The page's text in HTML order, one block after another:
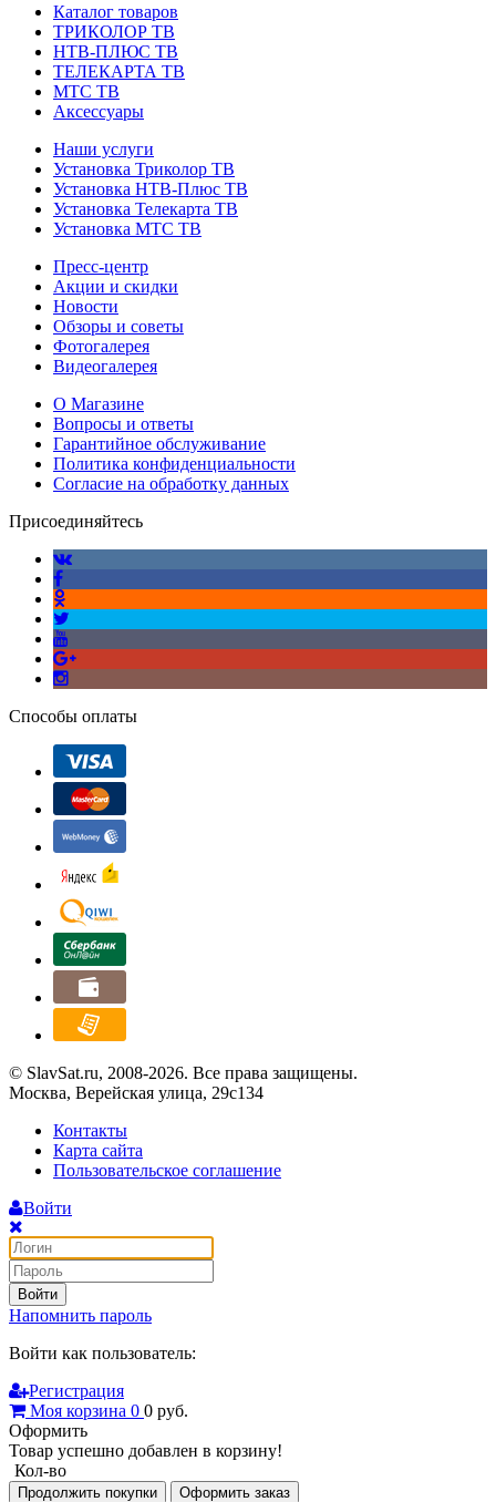
Каталог товаров
ТРИКОЛОР ТВ
НТВ-ПЛЮС ТВ
ТЕЛЕКАРТА ТВ
МТС ТВ
Аксессуары
Наши услуги
Установка Триколор ТВ
Установка НТВ-Плюс ТВ
Установка Телекарта ТВ
Установка МТС ТВ
Пресс-центр
Акции и скидки
Новости
Обзоры и советы
Фотогалерея
Видеогалерея
О Магазине
Вопросы и ответы
Гарантийное обслуживание
Политика конфиденциальности
Согласие на обработку данных
Присоединяйтесь
Способы оплаты
© SlavSat.ru, 2008-2026. Все права защищены.
Москва, Верейская улица, 29с134
Контакты
Карта сайта
Пользовательское соглашение
Войти
Войти
Напомнить пароль
Войти как пользователь:
Регистрация
Моя корзина 0 0 руб.
Оформить
Товар успешно добавлен в корзину!
Кол-во
Продолжить покупки Оформить заказ